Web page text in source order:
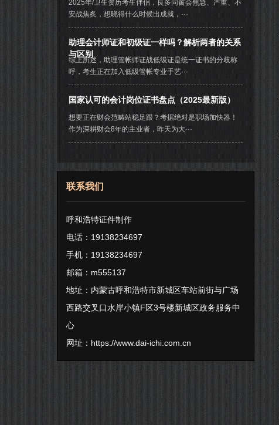
2025年/卫生资历考生伴侣，良多同窗会焦急、严重、不
安战焦炙，想晓得什么时候出成就，···
助理会计师证和初级证一样吗？解析两者的关系
与区别
综上所述，助理管帐师证战低级证是统一证书的分歧称
呼，考生正在加入低级管帐专业手艺···
国家认可的会计岗位证书盘点（2025最新版）
想要正在财会范畴站稳足跟？考据绝对是职场加快器！
作为深耕财会8年的主业者，昨天为大···
联系我们
呼和浩特证件制作
电话：19138234697
手机：19138234697
邮箱：m555137
地址：内蒙古呼和浩特市新城区车站前街与广场
西路交叉口水岸小镇F区3号楼新城区政务服务中
心
网址： https://www.dai-ichi.com.cn